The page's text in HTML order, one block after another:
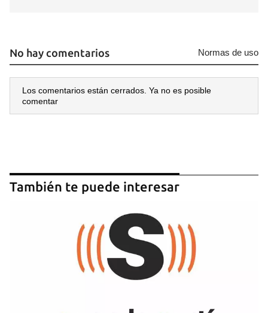
INICIAR SESIÓN
No hay comentarios Normas de uso
Los comentarios están cerrados. Ya no es posible
comentar
También te puede interesar